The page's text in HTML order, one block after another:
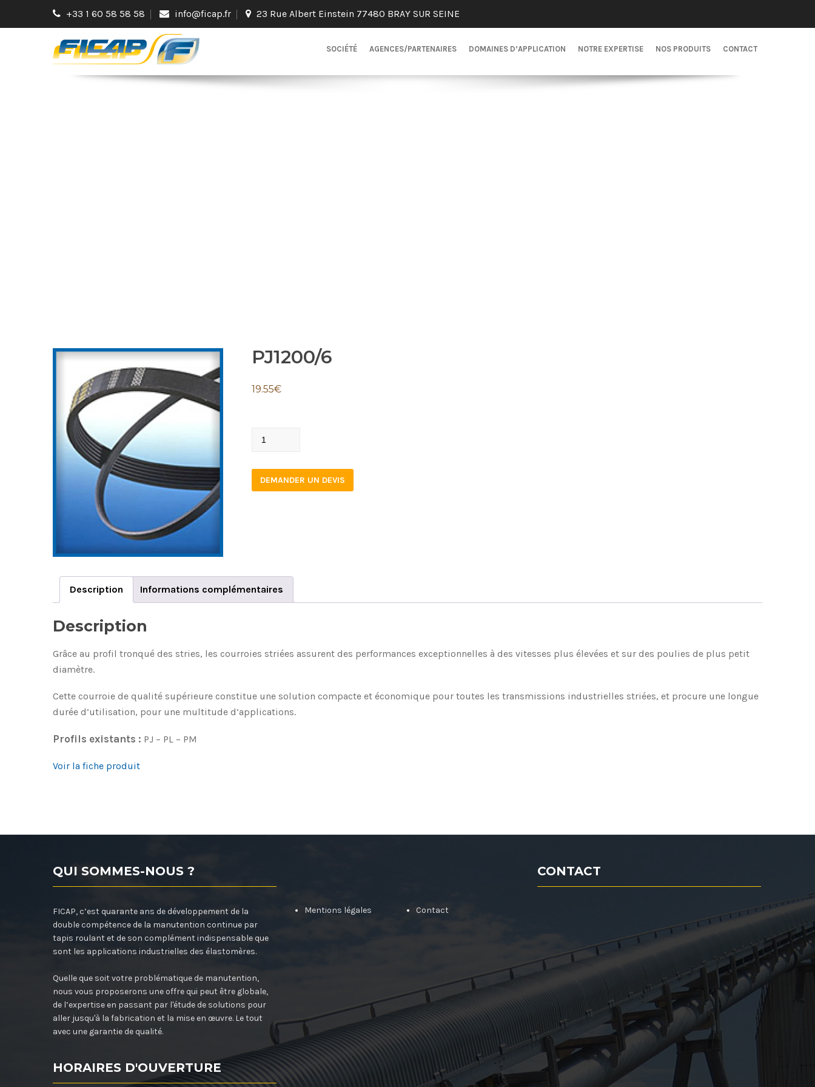
+33 1 60 58 58 58 info@ficap.fr 23 Rue Albert Einstein 77480 BRAY SUR SEINE
SOCIÉTÉ AGENCES/PARTENAIRES DOMAINES D’APPLICATION NOTRE EXPERTISE NOS PRODUITS CONTACT
PJ1200/6
19.55€
PJ1200/6
DEMANDER UN DEVIS
Description Informations complémentaires
Description
Grâce au profil tronqué des stries, les courroies striées assurent des performances exceptionnelles à des vitesses plus élevées et sur des poulies de plus petit
diamètre.
Cette courroie de qualité supérieure constitue une solution compacte et économique pour toutes les transmissions industrielles striées, et procure une longue
durée d’utilisation, pour une multitude d’applications.
Profils existants : PJ – PL – PM
Voir la fiche produit
QUI SOMMES-NOUS ?
FICAP, c’est quarante ans de développement de la
double compétence de la manutention continue par
tapis roulant et de son complément indispensable que
sont les applications industrielles des élastomères.
Quelle que soit votre problématique de manutention,
nous vous proposerons une offre qui peut être globale,
de l’expertise en passant par l'étude de solutions pour
aller jusqu'à la fabrication et la mise en œuvre. Le tout
avec une garantie de qualité.
HORAIRES D'OUVERTURE
Mentions légales Contact
CONTACT